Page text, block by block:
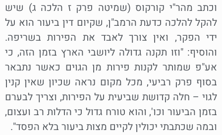
וכתב מהר"י קורקוס (שמיטה פרק ז הלכה ג) שיש
להקל להלכה כדעת הרמב"ן, שקיום דין ביעור הוא על
ידי הפקר, ואין צורך לאבד את הפירות בשריפה.
והוסיף: "וזו תקנה גדולה ליושבי הארץ בזמן הזה, כי
אע"פ שמותר לקנות פירות מן הגוים כאשר נתבאר
בסוף פרק רביעי, מכל מקום נראה שכיון שאין קנין
לגוי – חלה קדושת שביעית על הפירות, וצריך לבערם
בזמן הביעור וכו', והוא טורח גדול כי הדלות רב ועצום,
ובמה שכתבתי יכולין לקיים מצות ביעור בלא הפסד".